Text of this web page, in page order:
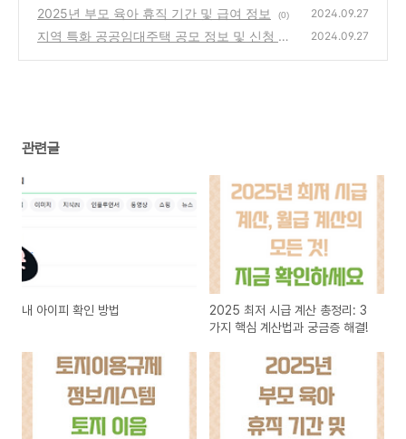
방법
(0)
2025년 부모 육아 휴직 기간 및 급여 정보 (0) 2024.09.27
지역 특화 공공임대주택 공모 정보 및 신청 방
2024.09.27
관련글
내 아이피 확인 방법
2025 최저 시급 계산 총정리: 3
가지 핵심 계산법과 궁금증 해결!